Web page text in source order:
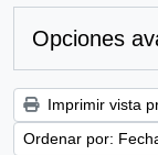
Opciones
Imprimir vista
Ordenar por: